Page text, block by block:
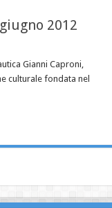
2012
Gianni Caproni,
culturale fondata nel